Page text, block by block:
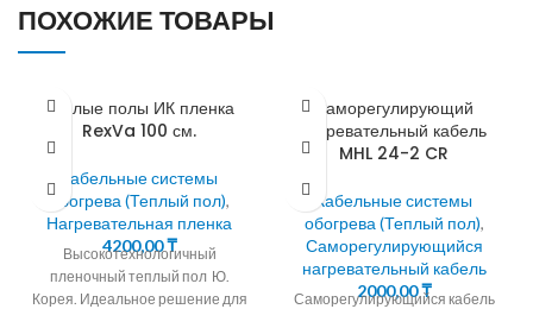
ПОХОЖИЕ ТОВАРЫ
Теплые полы ИК пленка
RexVa 100 см.
Кабельные системы
обогрева (Теплый пол),
Нагревательная пленка
4200,00₸
Высокотехнологичный
пленочный теплый пол Ю.
Корея. Идеальное решение для
Саморегулирующий
нагревательный кабель
MHL 24-2 CR
Кабельные системы
обогрева (Теплый пол),
Саморегулирующийся
нагревательный кабель
2000,00₸
Саморегулирующийся кабель